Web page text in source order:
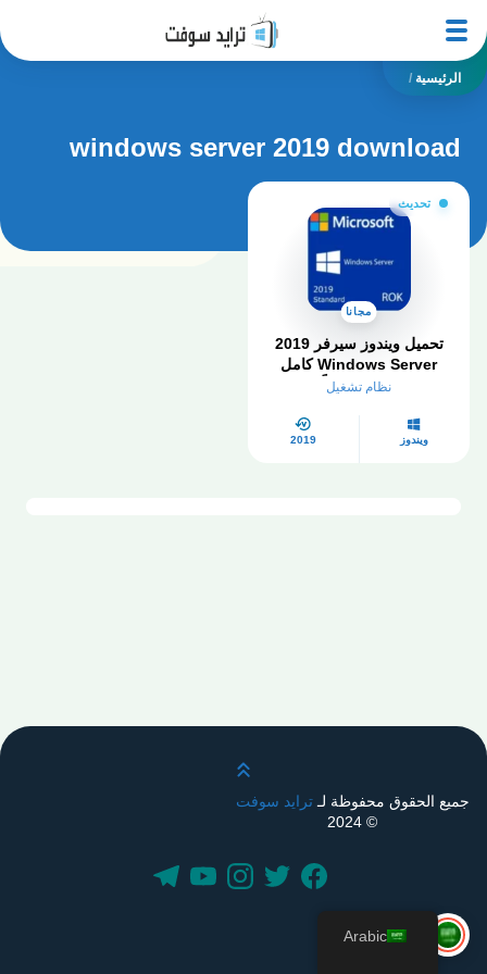
الرئيسية /
windows server 2019 download
تحديث
مجانا
تحميل ويندوز سيرفر 2019
Windows Server كامل
مفعل مجاناً
نظام تشغيل
ويندوز 2019
قم بالتمرير لأعلى
جميع الحقوق محفوظة لـترايد سوفت
© 2024
Arabic